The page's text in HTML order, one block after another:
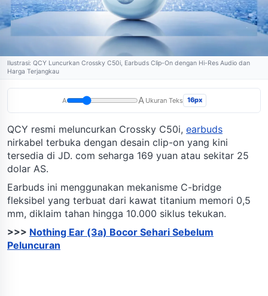
Ilustrasi: QCY Luncurkan Crossky C50i, Earbuds Clip-On dengan Hi-Res Audio dan
Harga Terjangkau
A A Ukuran Teks 16px
QCY resmi meluncurkan Crossky C50i, earbuds
nirkabel terbuka dengan desain clip-on yang kini
tersedia di JD. com seharga 169 yuan atau sekitar 25
dolar AS.
Earbuds ini menggunakan mekanisme C-bridge
fleksibel yang terbuat dari kawat titanium memori 0,5
mm, diklaim tahan hingga 10.000 siklus tekukan.
>>> Nothing Ear (3a) Bocor Sehari Sebelum
Peluncuran